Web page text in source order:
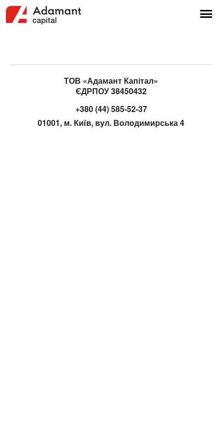
ТОВ «Адамант Капітал»
ЄДРПОУ 38450432
+380 (44) 585-52-37
01001, м. Київ, вул. Володимирська 4